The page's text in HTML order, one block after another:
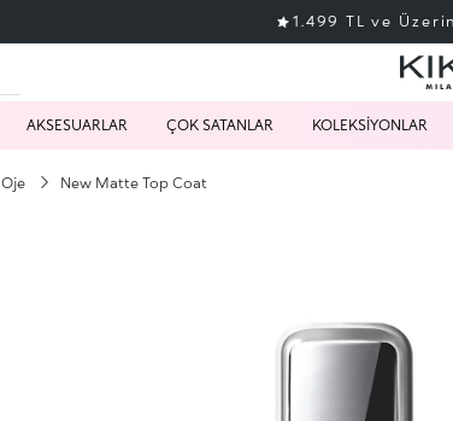
1.499 TL ve
AKSESUARLAR ÇOK SATANLAR KOLEKSİYONLAR
Oje New Matte Top Coat